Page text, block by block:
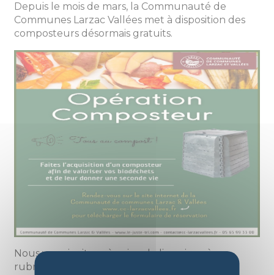
Depuis le mois de mars, la Communauté de
Communes Larzac Vallées met à disposition des
composteurs désormais gratuits.
Nous vous invitons à suivre le lien ci-après,
rubrique